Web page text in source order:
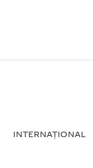
INTERNAŢIONAL